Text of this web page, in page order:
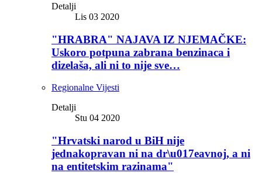
Detalji
Lis 03 2020
"HRABRA" NAJAVA IZ NJEMAČKE:
Uskoro potpuna zabrana benzinaca i
dizelaša, ali ni to nije sve…
Regionalne Vijesti
Detalji
Stu 04 2020
"Hrvatski narod u BiH nije
jednakopravan ni na dr\u017eavnoj, a ni
na entitetskim razinama"